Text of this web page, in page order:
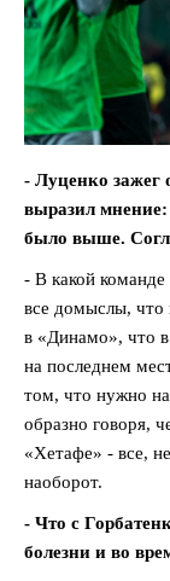
- Луценко зажег
выразил мнение:
было выше.
- В какой
все домыслы, что
в «Динамо», что
на последнем
том, что нужно
образно говоря,
«Хетафе» - все,
наоборот.
- Что с
болезни и во